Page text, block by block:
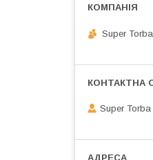
Super Torba
Super Torba